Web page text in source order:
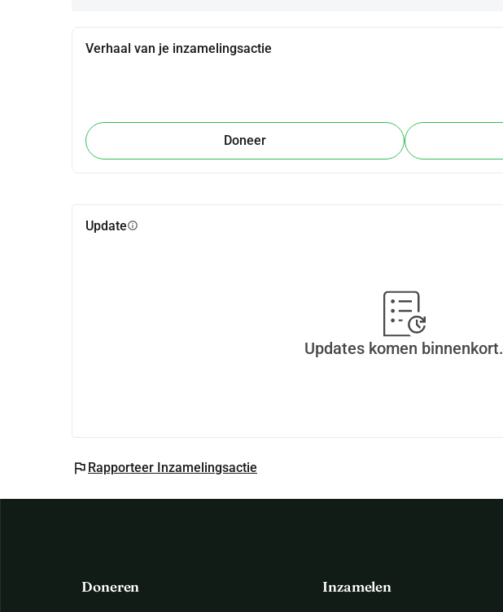
Verhaal van je inzamelingsactie
Doneer
Updateinfo
Updates komen binnenkort.
flag Rapporteer Inzamelingsactie
Doneren Inzamelen